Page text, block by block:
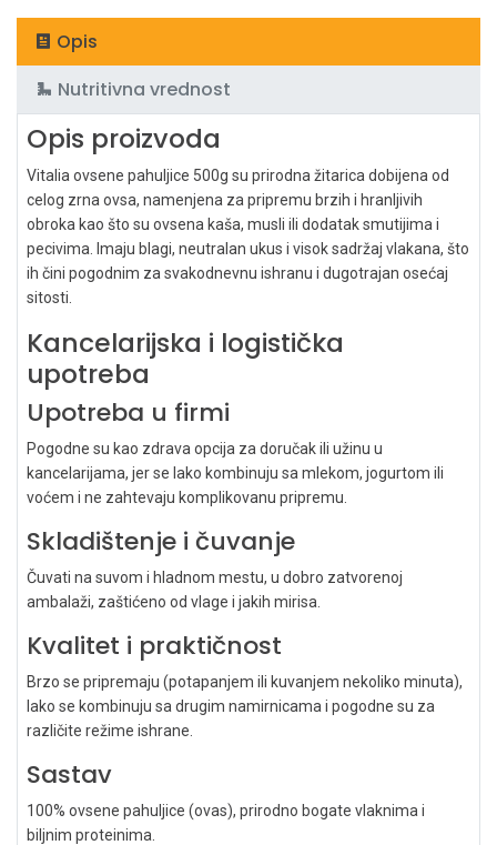
Opis
Nutritivna vrednost
Opis proizvoda
Vitalia ovsene pahuljice 500g su prirodna žitarica dobijena od
celog zrna ovsa, namenjena za pripremu brzih i hranljivih
obroka kao što su ovsena kaša, musli ili dodatak smutijima i
pecivima. Imaju blagi, neutralan ukus i visok sadržaj vlakana, što
ih čini pogodnim za svakodnevnu ishranu i dugotrajan osećaj
sitosti.
Kancelarijska i logistička
upotreba
Upotreba u firmi
Pogodne su kao zdrava opcija za doručak ili užinu u
kancelarijama, jer se lako kombinuju sa mlekom, jogurtom ili
voćem i ne zahtevaju komplikovanu pripremu.
Skladištenje i čuvanje
Čuvati na suvom i hladnom mestu, u dobro zatvorenoj
ambalaži, zaštićeno od vlage i jakih mirisa.
Kvalitet i praktičnost
Brzo se pripremaju (potapanjem ili kuvanjem nekoliko minuta),
lako se kombinuju sa drugim namirnicama i pogodne su za
različite režime ishrane.
Sastav
100% ovsene pahuljice (ovas), prirodno bogate vlaknima i
biljnim proteinima.